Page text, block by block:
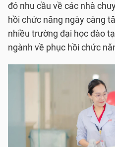
đó nhu cầu về các nhà
hồi chức năng ngày càng
nhiều trường đại học đào
ngành về phục hồi chức